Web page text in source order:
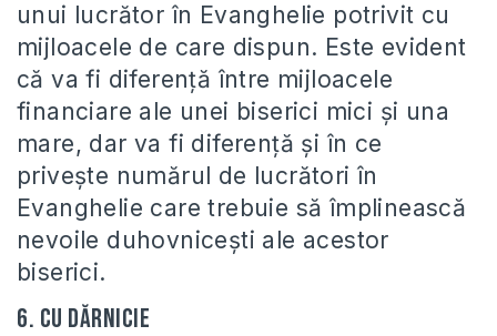
unui lucrător în Evanghelie potrivit cu
mijloacele de care dispun. Este evident
că va fi diferenţă între mijloacele
financiare ale unei biserici mici şi una
mare, dar va fi diferenţă şi în ce
priveşte numărul de lucrători în
Evanghelie care trebuie să împlinească
nevoile duhovniceşti ale acestor
biserici.
6. Cu dărnicie